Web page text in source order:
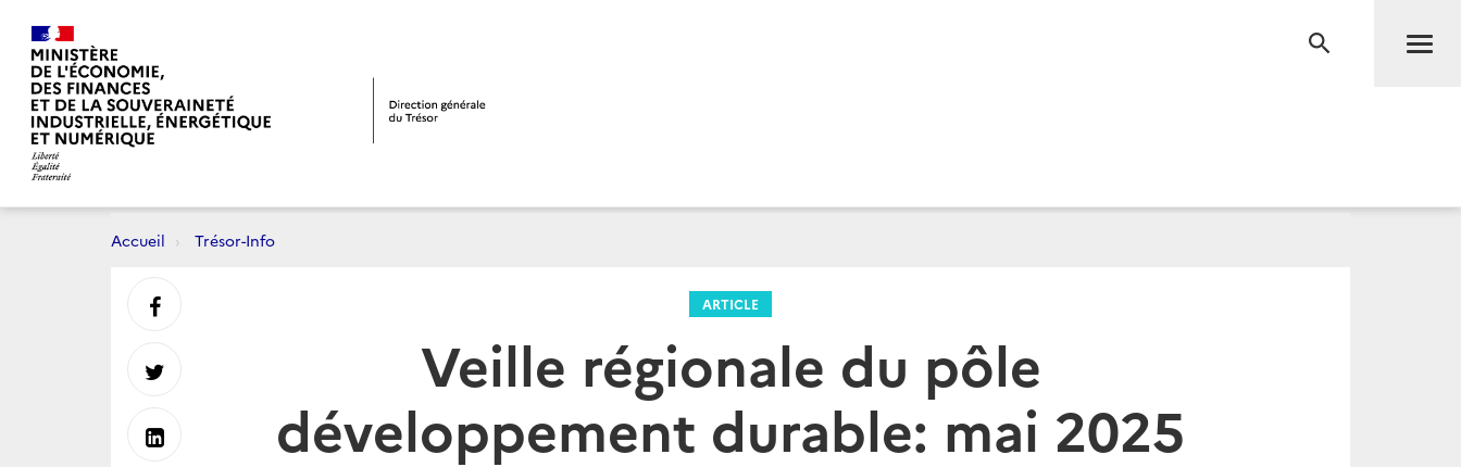
RECHERCHE
Accueil Trésor-Info
ARTICLE
Veille régionale du pôle
développement durable: mai 2025
Partager
sur
Partager
sur
Partager